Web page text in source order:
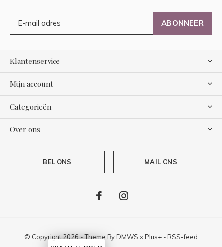
ABONNEER
Klantenservice
Mijn account
Categorieën
Over ons
BEL ONS MAIL ONS
© Copyright 2026 - Theme ByDMWS xPlus+ - RSS-feed